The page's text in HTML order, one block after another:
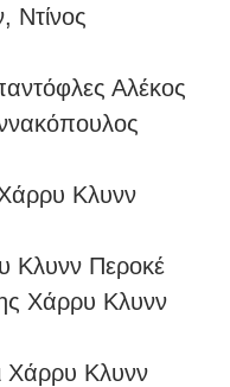
Ντίνος
Αλέκος
Κλυνν
Κλυνν Περοκέ
Χάρρυ Κλυνν
Χάρρυ Κλυνν